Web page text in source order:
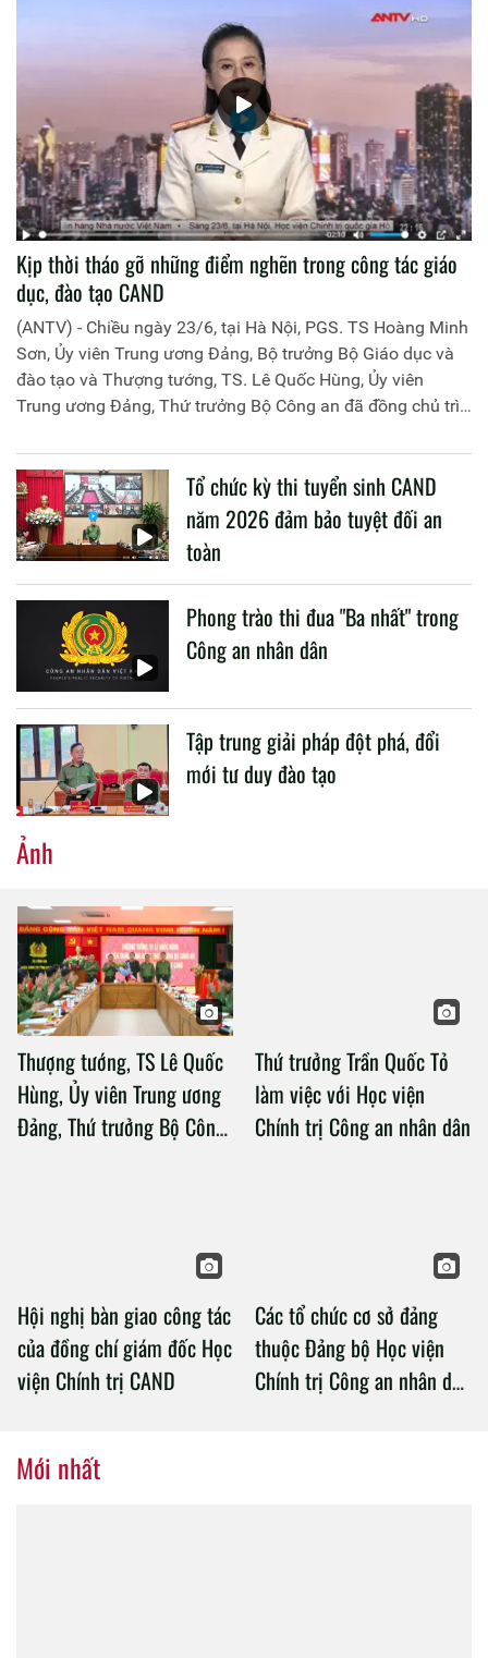
Kịp thời tháo gỡ những điểm nghẽn trong công tác giáo
dục, đào tạo CAND
(ANTV) - Chiều ngày 23/6, tại Hà Nội, PGS. TS Hoàng Minh
Sơn, Ủy viên Trung ương Đảng, Bộ trưởng Bộ Giáo dục và
đào tạo và Thượng tướng, TS. Lê Quốc Hùng, Ủy viên
Trung ương Đảng, Thứ trưởng Bộ Công an đã đồng chủ trì
liên quan đến công tác giáo dục và đào tạo của lực lượng
CAND.
Tổ chức kỳ thi tuyển sinh CAND
năm 2026 đảm bảo tuyệt đối an
toàn
Phong trào thi đua "Ba nhất" trong
Công an nhân dân
Tập trung giải pháp đột phá, đổi
mới tư duy đào tạo
Ảnh
Thượng tướng, TS Lê Quốc
Hùng, Ủy viên Trung ương
Đảng, Thứ trưởng Bộ Công
Thứ trưởng Trần Quốc Tỏ
làm việc với Học viện
Chính trị Công an nhân dân
Hội nghị bàn giao công tác
của đồng chí giám đốc Học
viện Chính trị CAND
Các tổ chức cơ sở đảng
thuộc Đảng bộ Học viện
Chính trị Công an nhân dân
Mới nhất